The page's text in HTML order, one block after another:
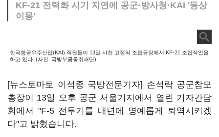
KF-21 전력화 시기 지연에 공군·방사청·KAI '동상
이몽'
한국항공우주산업(KAI) 직원들이 13일 사천 고정익 조립공장에서 KF-21 조립작업을
하고 있다. (사진=국방부공동취재단)
[뉴스토마토 이석종 국방전문기자] 손석락 공군참모
총장이 13일 오후 공군 서울기지에서 열린 기자간담
회에서 "F-5 전투기를 내년에 명예롭게 퇴역시키겠
다"고 밝혔습니다.